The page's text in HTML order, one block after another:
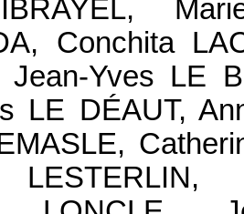
Conchita
Jean-Yves LE
LE DÉAUT,
LESTERLIN,